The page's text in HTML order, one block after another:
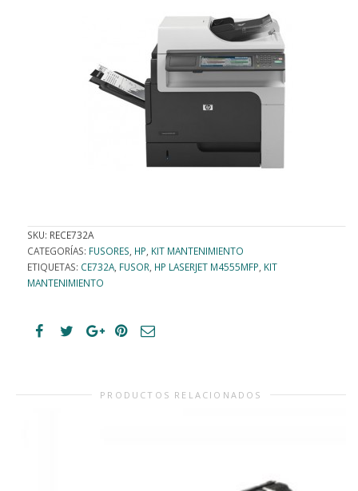
SKU: RECE732A
CATEGORÍAS: FUSORES HP KIT MANTENIMIENTO
ETIQUETAS: CE732A FUSOR HP LASERJET M4555MFP KIT
MANTENIMIENTO
PRODUCTOS RELACIONADOS